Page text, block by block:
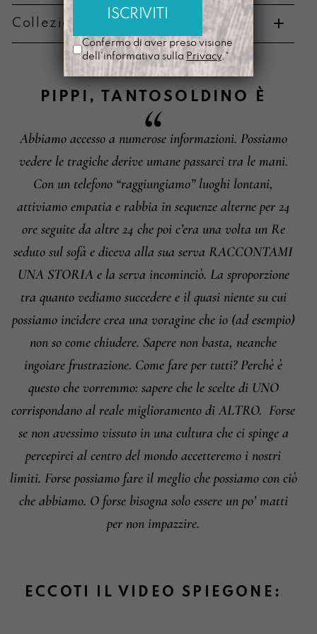
Metodi di pagamento
Informazioni su cambi e resi
Collezione di appartenenza
PIPPI ,TANTOSOLDINO È
Abbiamo accesso a numerose informazioni. Possiamo
vedere le tragiche derive umane passarci tra le mani.
Con un telefono “raggiungiamo” luoghi lontani,
attiviamo empatia e rabbia in sequenze alterne per 24
ore seguite da altre 24 che poi c’era una volta un Re
seduto sul sofà e diceva alla sua serva RACCONTAMI
UNA STORIA e la serva incominciò. La sproporzione
tra quanto vediamo succedere e il quasi niente su cui
possiamo incidere crea una voragine che io (ad esempio)
non so come chiudere. Sapere non basta, neanche
ingoiare frustrazione. Come fare per tutti? Perchè è
questo che vorremmo: sapere che le scelte di UNO
corrispondano al reale miglioramento di ALTRO. Forse
se non avessimo vissuto in una cultura che ci spinge a
percepirci al centro del mondo accetteremo i nostri
limiti. Forse possiamo fare il meglio che possiamo con ciò
che abbiamo. O forse bisogna solo essere un po’ matti
per non impazzire.
ECCOTI IL VIDEO SPIEGONE:
Confermo di aver preso visione
dell'informativa sulla Privacy.*